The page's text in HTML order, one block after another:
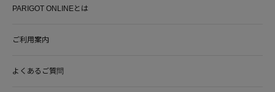
PARIGOT ONLINEとは
ご利用案内
よくあるご質問